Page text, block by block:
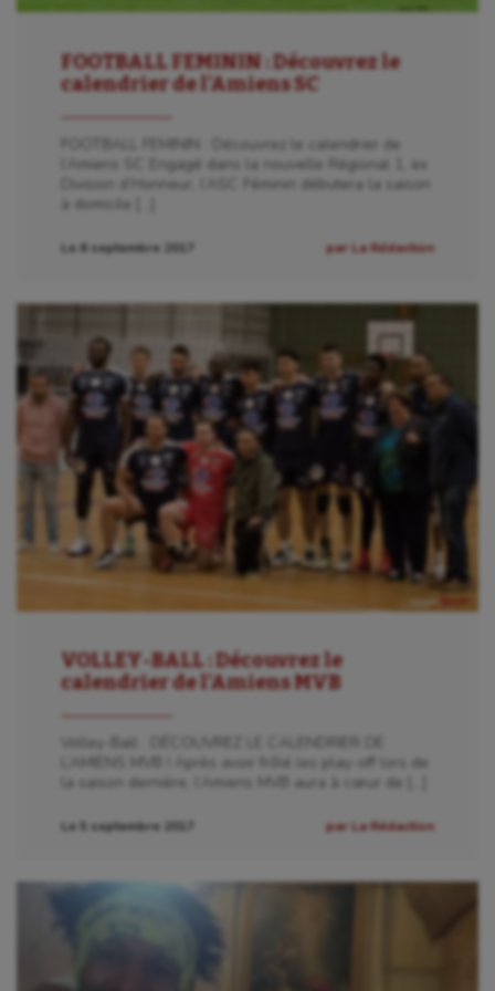
FOOTBALL FEMININ : Découvrez le
calendrier de l’Amiens SC
FOOTBALL FEMININ : Découvrez le calendrier de
l’Amiens SC Engagé dans la nouvelle Régional 1, ex
Division d’Honneur, l’ASC Féminin débutera la saison
à domicile […]
Le 6 septembre 2017 par La Rédaction
VOLLEY-BALL : Découvrez le
calendrier de l’Amiens MVB
Volley-Ball : DÉCOUVREZ LE CALENDRIER DE
L’AMIENS MVB ! Après avoir frôlé les play-off lors de
la saison dernière, l’Amiens MVB aura à cœur de […]
Le 5 septembre 2017 par La Rédaction